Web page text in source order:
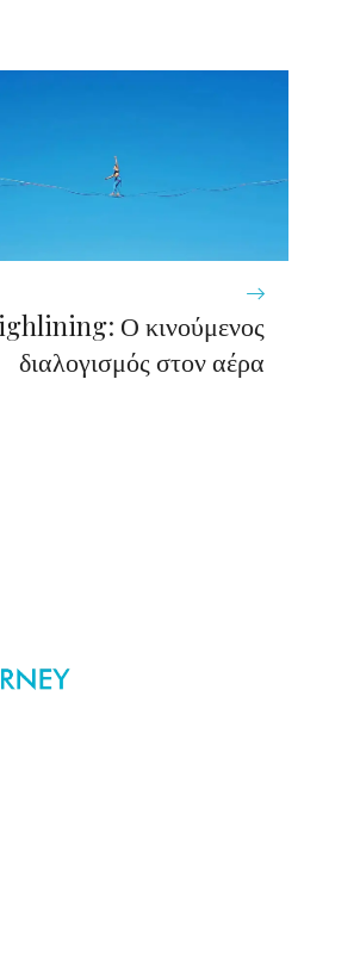
Ο κινούμενος
διαλογισμός στον αέρα